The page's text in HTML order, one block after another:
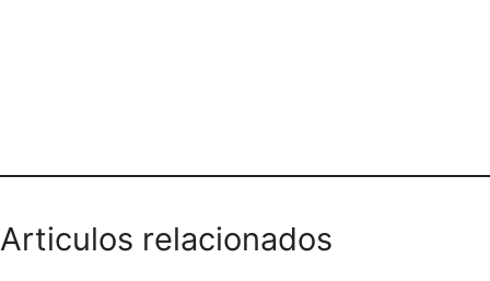
Articulos relacionados